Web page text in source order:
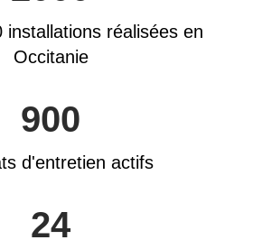
installations réalisées en
Occitanie
900
d'entretien actifs
24